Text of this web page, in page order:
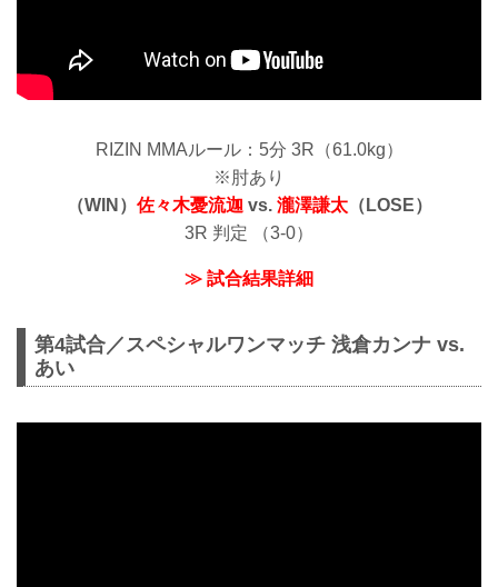
RIZIN MMAルール：5分 3R（61.0kg）
※肘あり
（WIN） 佐々木憂流迦 vs. 瀧澤謙太（LOSE）
3R 判定 （3-0）
≫ 試合結果詳細
第4試合／スペシャルワンマッチ 浅倉カンナ vs.
あい